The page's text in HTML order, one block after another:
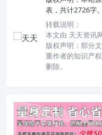
版权声明：本站
表，共计2726字。
转载说明：
本文由 天天资讯
版权声明：部分
重作者的知识产